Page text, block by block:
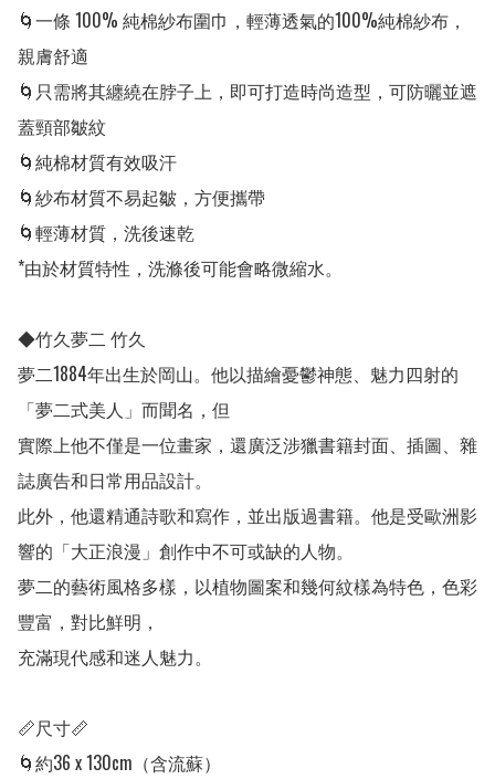
🌀一條 100% 純棉紗布圍巾，輕薄透氣的100%純棉紗布，
親膚舒適
🌀只需將其纏繞在脖子上，即可打造時尚造型，可防曬並遮
蓋頸部皺紋
🌀純棉材質有效吸汗
🌀紗布材質不易起皺，方便攜帶
🌀輕薄材質，洗後速乾
*由於材質特性，洗滌後可能會略微縮水。
◆竹久夢二 竹久
夢二1884年出生於岡山。他以描繪憂鬱神態、魅力四射的
「夢二式美人」而聞名，但
實際上他不僅是一位畫家，還廣泛涉獵書籍封面、插圖、雜
誌廣告和日常用品設計。
此外，他還精通詩歌和寫作，並出版過書籍。他是受歐洲影
響的「大正浪漫」創作中不可或缺的人物。
夢二的藝術風格多樣，以植物圖案和幾何紋樣為特色，色彩
豐富，對比鮮明，
充滿現代感和迷人魅力。
📏尺寸📏
🌀約36 x 130cm（含流蘇）